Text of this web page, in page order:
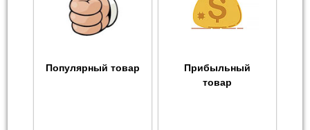
Популярный товар
Прибыльный
товар